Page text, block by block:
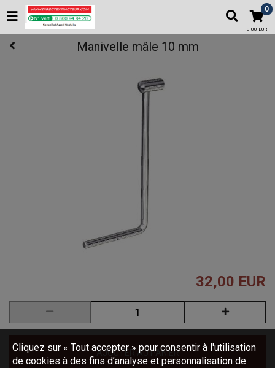
0
0,00 EUR
Manivelle mâle 10 mm
32,00 EUR
AJOUTER AU PANIER
Cliquez sur « Tout accepter » pour consentir à l'utilisation
de cookies à des fins d’analyse et personnalisation de